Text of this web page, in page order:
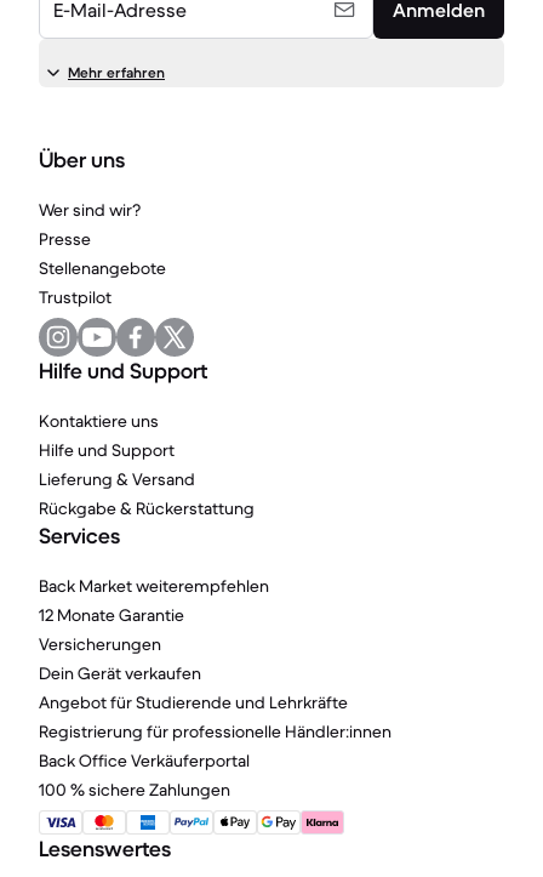
E-Mail-Adresse Anmelden
Mehr erfahren
Über uns
Wer sind wir?
Presse
Stellenangebote
Trustpilot
Hilfe und Support
Kontaktiere uns
Hilfe und Support
Lieferung & Versand
Rückgabe & Rückerstattung
Services
Back Market weiterempfehlen
12 Monate Garantie
Versicherungen
Dein Gerät verkaufen
Angebot für Studierende und Lehrkräfte
Registrierung für professionelle Händler:innen
Back Office Verkäuferportal
100 % sichere Zahlungen
Lesenswertes